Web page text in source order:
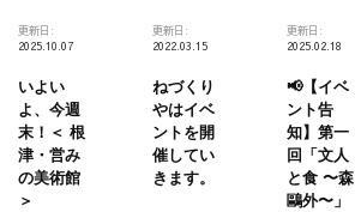
更新日:
2025.10.07
いよい
よ、今週
末！＜ 根
津・営み
の美術館
＞
更新日:
2022.03.15
ねづくり
やはイベ
ントを開
催してい
きます。
更新日:
2025.02.18
📢【イベ
ント告
知】第一
回「文人
と食 〜森
鷗外〜」